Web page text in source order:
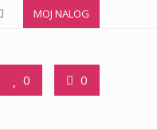
MOJ NALOG
0 0